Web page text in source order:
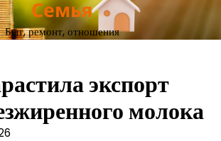
Семья
Быт, ремонт, отношения
экспорт
молока